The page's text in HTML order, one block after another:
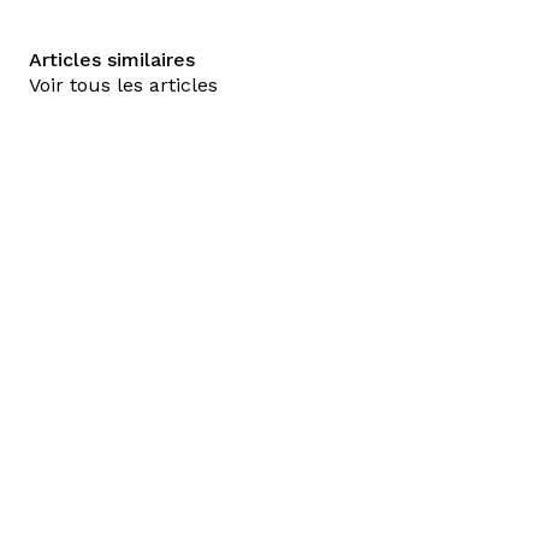
Articles similaires
Voir tous les articles